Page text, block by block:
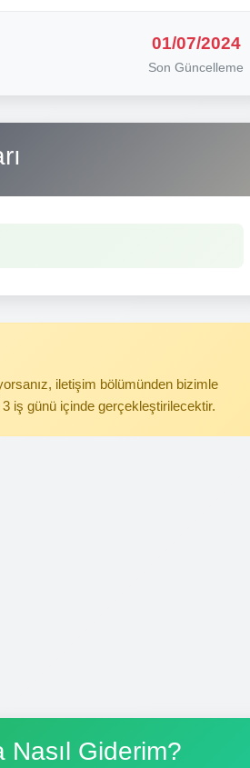
01/07/2024
Son Güncelleme
iletişim bölümünden bizimle
iş günü içinde gerçekleştirilecektir.
Giderim?